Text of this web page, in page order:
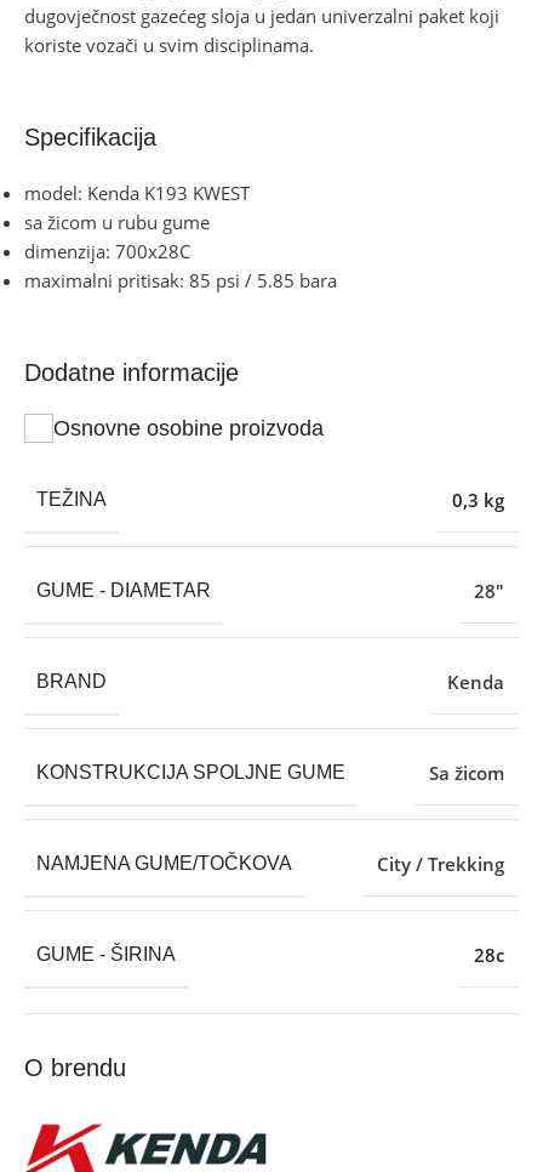
dugovječnost gazećeg sloja u jedan univerzalni paket koji
koriste vozači u svim disciplinama.
Specifikacija
model: Kenda K193 KWEST
sa žicom u rubu gume
dimenzija: 700x28C
maximalni pritisak: 85 psi / 5.85 bara
Dodatne informacije
Osnovne osobine proizvoda
TEŽINA 0,3 kg
GUME - DIAMETAR 28″
BRAND Kenda
KONSTRUKCIJA SPOLJNE GUME Sa žicom
NAMJENA GUME/TOČKOVA City / Trekking
GUME - ŠIRINA 28c
O brendu